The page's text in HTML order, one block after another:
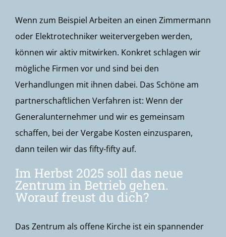
Wenn zum Beispiel Arbeiten an einen Zimmermann
oder Elektrotechniker weitervergeben werden,
können wir aktiv mitwirken. Konkret schlagen wir
mögliche Firmen vor und sind bei den
Verhandlungen mit ihnen dabei. Das Schöne am
partnerschaftlichen Verfahren ist: Wenn der
Generalunternehmer und wir es gemeinsam
schaffen, bei der Vergabe Kosten einzusparen,
dann teilen wir das fifty-fifty auf.
Im Herbst 2025 soll das neue
Zentrum in Betrieb gehen.
Worauf freust du dich?
Das Zentrum als offene Kirche ist ein spannender